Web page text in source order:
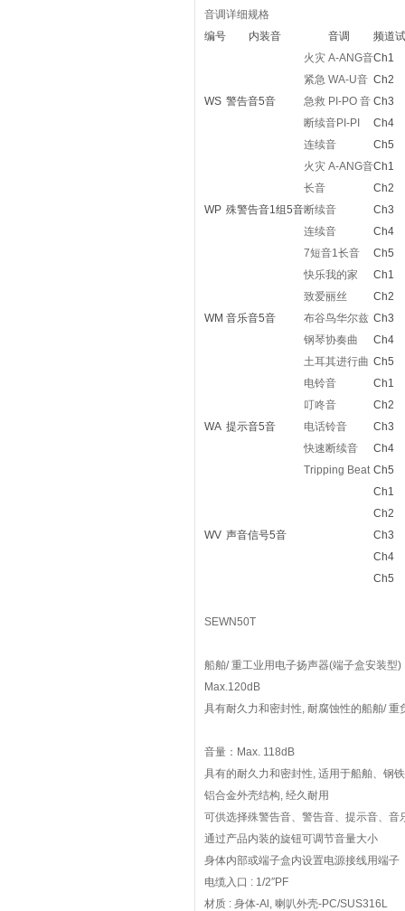
音调详细规格
编号
内装音 音调 频道
WS 警告音5音
火灾 A-ANG音
紧急 WA-U音
急救 PI-PO 音
断续音PI-PI
连续音
Ch1
Ch2
Ch3
Ch4
Ch5
WP 殊警告音1组5音
火灾 A-ANG音
长音
断续音
连续音
7短音1长音
Ch1
Ch2
Ch3
Ch4
Ch5
WM 音乐音5音
快乐我的家
致爱丽丝
布谷鸟华尔兹
钢琴协奏曲
土耳其进行曲
Ch1
Ch2
Ch3
Ch4
Ch5
WA 提示音5音
电铃音
叮咚音
电话铃音
快速断续音
Tripping Beat
Ch1
Ch2
Ch3
Ch4
Ch5
WV 声音信号5音
Ch1
Ch2
Ch3
Ch4
Ch5
SEWN50T
船舶/ 重工业用电子扬声器(端子盒安装型)
Max.120dB
具有耐久力和密封性, 耐腐蚀性的船舶/ 重
音量：Max. 118dB
具有的耐久力和密封性, 适用于船舶、钢
铝合金外壳结构, 经久耐用
可供选择殊警告音、警告音、提示音、
通过产品内装的旋钮可调节音量大小
身体内部或端子盒内设置电源接线用端子
电缆入口 : 1/2″PF
材质 : 身体-Al, 喇叭外壳-PC/SUS316L